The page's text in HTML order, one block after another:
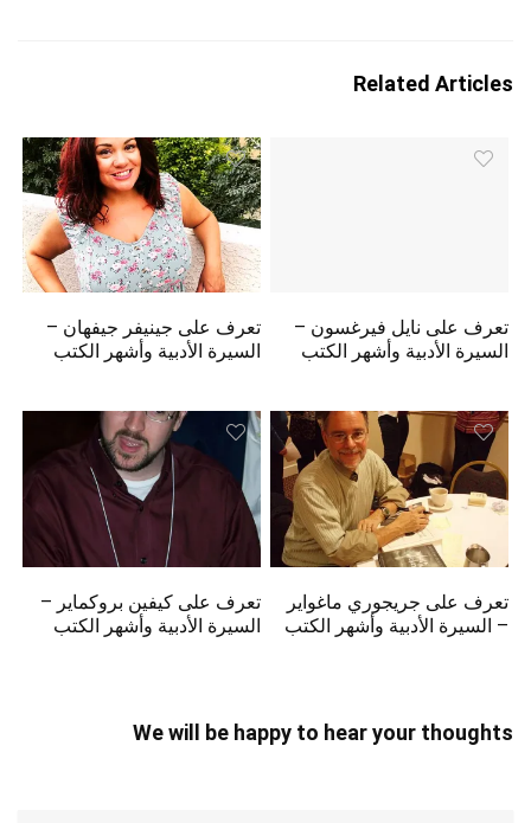
Related Articles
تعرف على نايل فيرغسون –
السيرة الأدبية وأشهر الكتب
تعرف على جينيفر جيفهان –
السيرة الأدبية وأشهر الكتب
تعرف على جريجوري ماغواير
– السيرة الأدبية وأشهر الكتب
تعرف على كيفين بروكماير –
السيرة الأدبية وأشهر الكتب
We will be happy to hear your thoughts